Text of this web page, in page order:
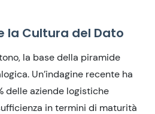
la Cultura del Dato
la base della piramide
Un’indagine recente ha
delle aziende logistiche
in termini di maturità